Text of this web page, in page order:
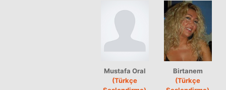
Mustafa Oral
(Türkçe
Birtanem
(Türkçe